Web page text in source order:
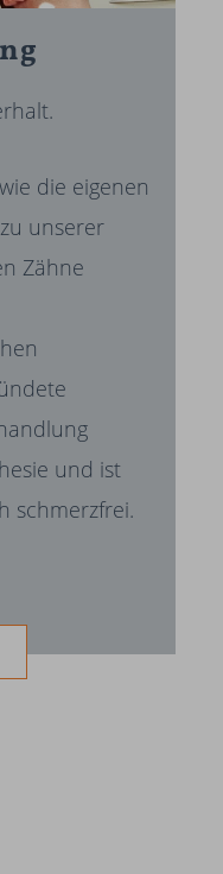
die eigenen
unserer
Zähne
und ist
schmerzfrei.